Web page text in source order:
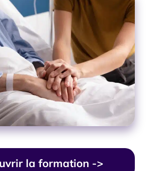
la formation ->